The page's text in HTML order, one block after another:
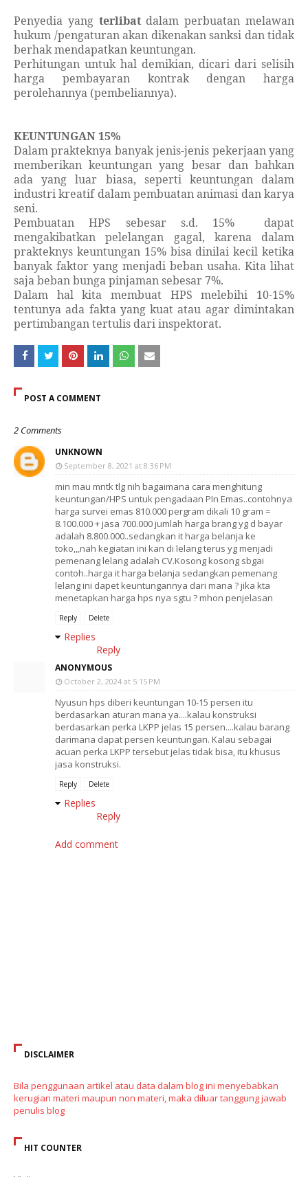
Penyedia yang terlibatdalam perbuatan melawan
hukum /pengaturan akan dikenakan sanksi dan tidak
berhak mendapatkan keuntungan.
Perhitungan untuk hal demikian, dicari dari selisih
harga pembayaran kontrak dengan harga
perolehannya (pembeliannya).
KEUNTUNGAN 15%
Dalam prakteknya banyak jenis-jenis pekerjaan yang
memberikan keuntungan yang besar dan bahkan
ada yang luar biasa, seperti keuntungan dalam
industri kreatif dalam pembuatan animasi dan karya
seni.
Pembuatan HPS sebesar s.d. 15%
dapat
mengakibatkan pelelangan gagal, karena dalam
prakteknys keuntungan 15% bisa dinilai kecil ketika
banyak faktor yang menjadi beban usaha. Kita lihat
saja beban bunga pinjaman sebesar 7%.
Dalam hal kita membuat HPS melebihi 10-15%
tentunya ada fakta yang kuat atau agar dimintakan
pertimbangan tertulis dari inspektorat.
POST A COMMENT
2 Comments
UNKNOWN
September 8, 2021 at 8:36 PM
min mau mntk tlg nih bagaimana cara menghitung
keuntungan/HPS untuk pengadaan PIn Emas..contohnya
harga survei emas 810.000 pergram dikali 10 gram =
8.100.000 + jasa 700.000 jumlah harga brang yg d bayar
adalah 8.800.000..sedangkan it harga belanja ke
toko,,,nah kegiatan ini kan di lelang terus yg menjadi
pemenang lelang adalah CV.Kosong kosong sbgai
contoh..harga it harga belanja sedangkan pemenang
lelang ini dapet keuntungannya dari mana ? jika kta
menetapkan harga hps nya sgtu ? mhon penjelasan
Reply Delete
Replies
Reply
ANONYMOUS
October 2, 2024 at 5:15 PM
Nyusun hps diberi keuntungan 10-15 persen itu
berdasarkan aturan mana ya....kalau konstruksi
berdasarkan perka LKPP jelas 15 persen....kalau barang
darimana dapat persen keuntungan. Kalau sebagai
acuan perka LKPP tersebut jelas tidak bisa, itu khusus
jasa konstruksi.
Reply Delete
Replies
Reply
Add comment
DISCLAIMER
Bila penggunaan artikel atau data dalam blog ini menyebabkan
kerugian materi maupun non materi, maka diluar tanggung jawab
penulis blog
HIT COUNTER